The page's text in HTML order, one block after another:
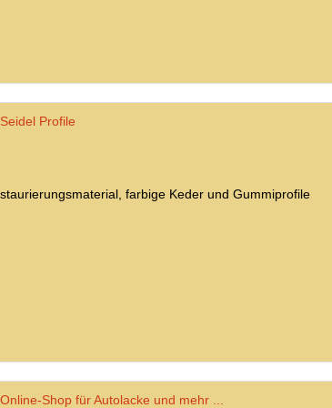
Seidel Profile
farbige Keder und Gummiprofile
Online-Shop für Autolacke und mehr ...